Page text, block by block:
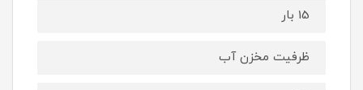
15 بار
ظرفیت مخزن آب